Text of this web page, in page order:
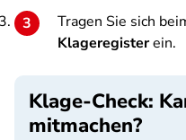
Tragen Sie sich
Klageregisterein.
Klage-Check:
mitmachen?